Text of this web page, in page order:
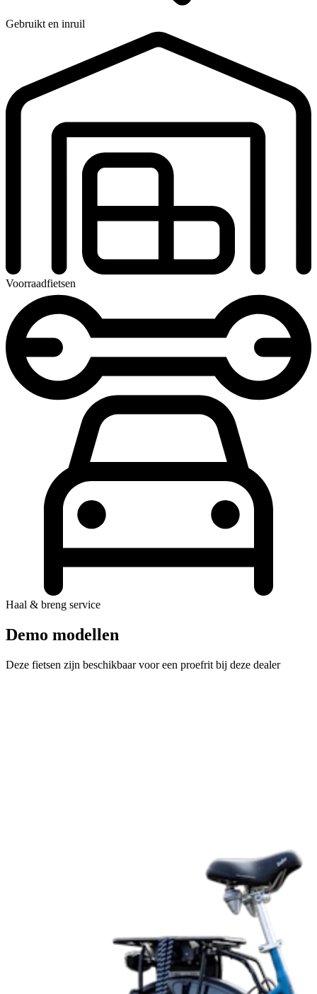
Gebruikt en inruil
Voorraadfietsen
Haal & breng service
Demo modellen
Deze fietsen zijn beschikbaar voor een proefrit bij deze dealer